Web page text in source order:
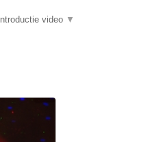
Introductie video ▼